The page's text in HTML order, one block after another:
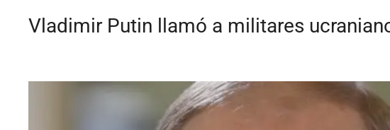
Vladimir Putin llamó a militares